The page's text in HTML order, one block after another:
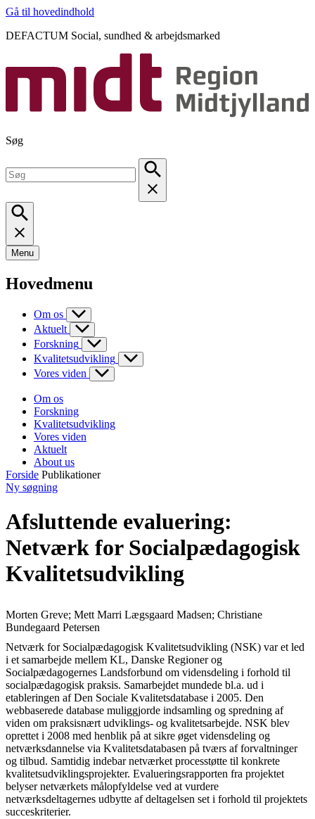
Gå til hovedindhold
DEFACTUM Social, sundhed & arbejdsmarked
Søg
Menu
Hovedmenu
Om os
Aktuelt
Forskning
Kvalitetsudvikling
Vores viden
Om os
Forskning
Kvalitetsudvikling
Vores viden
Aktuelt
About us
Forside Publikationer
Ny søgning
Afsluttende evaluering:
Netværk for Socialpædagogisk
Kvalitetsudvikling
Morten Greve; Mett Marri Lægsgaard Madsen; Christiane
Bundegaard Petersen
Netværk for Socialpædagogisk Kvalitetsudvikling (NSK) var et led
i et samarbejde mellem KL, Danske Regioner og
Socialpædagogernes Landsforbund om vidensdeling i forhold til
socialpædagogisk praksis. Samarbejdet mundede bl.a. ud i
etableringen af Den Sociale Kvalitetsdatabase i 2005. Den
webbaserede database muliggjorde indsamling og spredning af
viden om praksisnært udviklings- og kvalitetsarbejde. NSK blev
oprettet i 2008 med henblik på at sikre øget vidensdeling og
netværksdannelse via Kvalitetsdatabasen på tværs af forvaltninger
og tilbud. Samtidig indebar netværket processtøtte til konkrete
kvalitetsudviklingsprojekter. Evalueringsrapporten fra projektet
belyser netværkets målopfyldelse ved at vurdere
netværksdeltagernes udbytte af deltagelsen set i forhold til projektets
succeskriterier.